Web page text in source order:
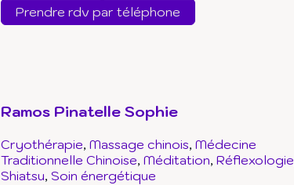
Prendre rdv par téléphone
Ramos Pinatelle Sophie
Cryothérapie Massage chinois Médecine
Traditionnelle Chinoise Méditation Réflexologie
Shiatsu Soin énergétique